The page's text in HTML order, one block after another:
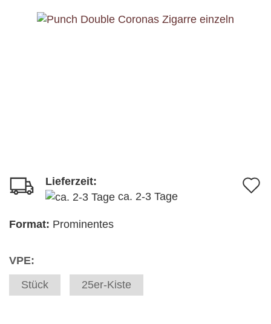
Lieferzeit:
ca. 2-3 Tage
Format: Prominentes
VPE:
Stück
25er-Kiste